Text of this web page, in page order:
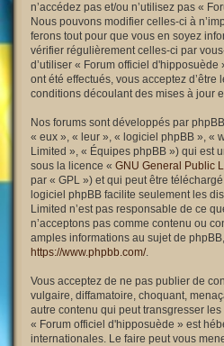
n’accédez pas et/ou n’utilisez pas «
Nous pouvons modifier celles-ci à
ferons tout pour que vous en soyez
vérifier régulièrement celles-ci par
d’utiliser « Forum officiel
ont été effectués, vous acceptez
conditions découlant des mises à jour
Nos forums sont développés par
« eux », « leur », « logiciel phpBB », «
Limited », « Équipes phpBB ») qui est
sous la licence « GNU General Public
par « GPL ») et qui peut être
logiciel phpBB facilite seulement les
Limited n’est pas responsable de ce
n’acceptons pas comme contenu ou
amples informations au sujet de
https://www.phpbb.com/.
Vous acceptez de ne pas publier de
vulgaire, diffamatoire, choquant,
autre contenu qui peut transgresser
« Forum officiel d'hipposuède » est
internationales. Le faire peut vous